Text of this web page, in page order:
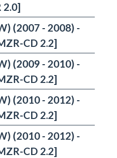
2.0]
(2007 - 2008) -
CD 2.2]
(2009 - 2010) -
CD 2.2]
(2010 - 2012) -
CD 2.2]
(2010 - 2012) -
CD 2.2]